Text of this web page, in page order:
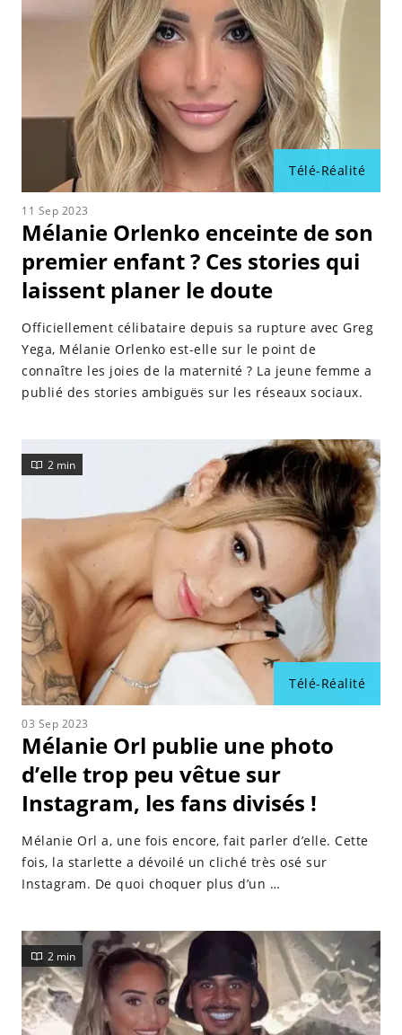
Télé-Réalité
11 Sep 2023
Mélanie Orlenko enceinte de son
premier enfant ? Ces stories qui
laissent planer le doute
Officiellement célibataire depuis sa rupture avec Greg
Yega, Mélanie Orlenko est-elle sur le point de
connaître les joies de la maternité ? La jeune femme a
publié des stories ambiguës sur les réseaux sociaux.
Télé-Réalité
2 min
03 Sep 2023
Mélanie Orl publie une photo
d’elle trop peu vêtue sur
Instagram, les fans divisés !
Mélanie Orl a, une fois encore, fait parler d’elle. Cette
fois, la starlette a dévoilé un cliché très osé sur
Instagram. De quoi choquer plus d’un …
2 min